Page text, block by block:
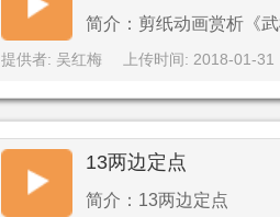
简介：剪纸动画赏析《武
提供者: 吴红梅 上传时间: 2018-01-31
13两边定点
简介：13两边定点